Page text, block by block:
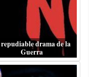
drama de la
Guerra